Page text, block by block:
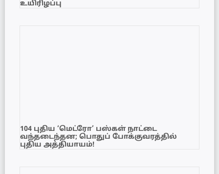
உயிரிழப்பு
104 புதிய ‘மெட்ரோ’ பஸ்கள் நாட்டை
வந்தடைந்தன; பொதுப் போக்குவரத்தில்
புதிய அத்தியாயம்!